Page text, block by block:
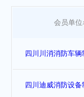
会员单位
四川川消消防车辆
四川迪威消防设备